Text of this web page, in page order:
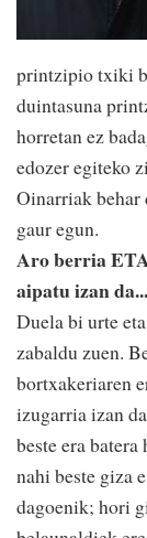
printzipio txiki
duintasuna
horretan ez
edozer egiteko
Oinarriak behar
gaur egun.
Aro berria
aipatu izan da...
Duela bi urte
zabaldu zuen.
bortxakeriaren
izugarria izan
beste era
nahi beste giza
dagoenik; hori